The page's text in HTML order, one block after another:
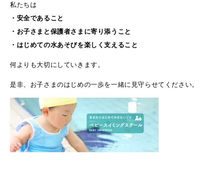
私たちは
・安全であること
・お子さまと保護者さまに寄り添うこと
・はじめての水あそびを楽しく支えること
何よりも大切にしていきます。
是非、お子さまのはじめの一歩を一緒に見守らせてください。